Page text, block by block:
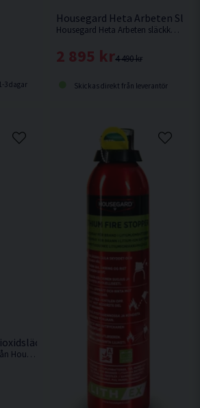
3 dagar
Housegard Heta Arbeten
Housegard Heta Arbeten släckkärra uppfyller kraven vid Heta Arbeten.
4 490 kr
2 895 kr
Skickas direkt från leverantör
Röd 2kg
2 kg koldioxidsläckare från Housegard släcker bränder i elektrisk apparatur men kan även brukas vid vätskebränder.